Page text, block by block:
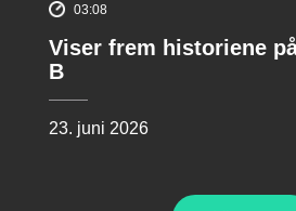
03:08
Viser frem historiene
B
23. juni 2026